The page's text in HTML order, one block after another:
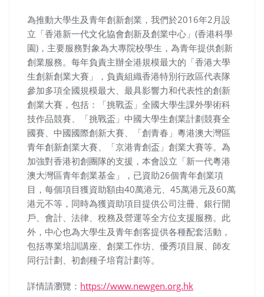
為推動大學生及青年創新創業，我們於2016年2月設
立「香港新一代文化協會創新及創業中心」(香港科學
園)，主要服務對象為大專院校學生，為青年提供創新
創業服務。每年負責主辦全港規模最大的「香港大學
生創新創業大賽」，負責組織香港特別行政區代表隊
參加多項全國規模最大、最具影響力和代表性的創新
創業大賽，包括：「挑戰盃」全國大學生課外學術科
技作品競賽、「挑戰盃」中國大學生創業計劃競賽全
國賽、中國國際創新大賽、「創青春」粵港澳大灣區
青年創新創業大賽、「京港青創盃」創業大賽等。為
加強對香港初創團隊的支援，本會設立「新一代粵港
澳大灣區青年創業基金」，已資助26個青年創業項
目，每個項目獲資助額由40萬港元、45萬港元及60萬
港元不等，同時為獲資助項目提供公司注冊、銀行開
戶、會計、法律、稅務及營運等全方位支援服務。此
外，中心也為大學生及青年創客提供各種配套活動，
包括專業培訓講座、創業工作坊、優秀項目展、師友
同行計劃、初創種子培育計劃等。
詳情請瀏覽： https://www.newgen.org.hk